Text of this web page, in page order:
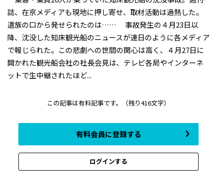
誌、在京メディアも現地に押し寄せ、取材活動は過熱した。
遺族の口から発せられたのは…… 事故発生の４月23日以
降、沈没した知床観光船のニュースが連日のように各メディア
で報じられた。この悲劇への世間の関心は高く、４月27日に
開かれた観光船会社の社長会見は、テレビ各局やインターネ
ットで生中継されたほど...
この記事は有料記事です。 （残り416文字）
有料会員に登録する
ログインする